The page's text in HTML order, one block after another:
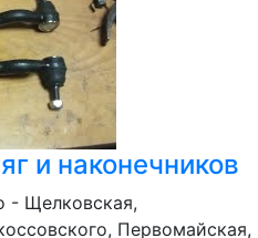
и наконечников
- Щелковская,
Первомайская,